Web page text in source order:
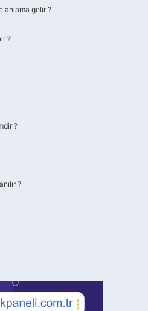
anlama gelir ?
?
?
?